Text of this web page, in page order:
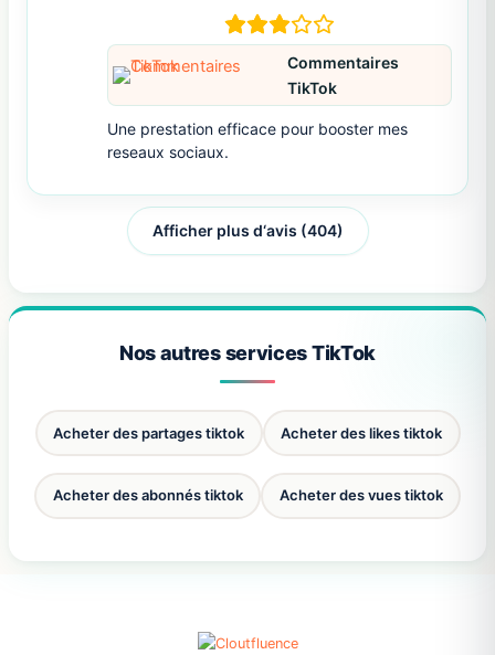
Commentaires
TikTok
Une prestation efficace pour booster mes
reseaux sociaux.
Afficher plus d‘avis (404)
Nos autres services TikTok
Acheter des partages tiktok Acheter des likes tiktok
Acheter des abonnés tiktok Acheter des vues tiktok